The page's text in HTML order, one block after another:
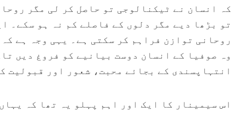
کہ انسان نے ٹیکنالوجی تو حاصل کر لی مگر
تو بڑھا دیے مگر دلوں کے فاصلے کم نہ ہو سکے۔
روحانی توازن فراہم کر سکتی ہے۔ یہی وجہ ہے
وہ صوفیا کے انسان دوست بیانیے کو فروغ دیں
انتہاپسندی کے بجائے محبت، شعور اور قبولیت